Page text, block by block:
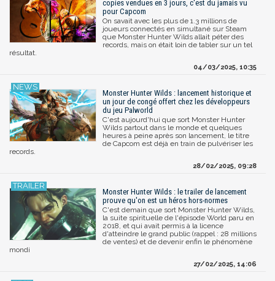
copies vendues en 3 jours, c'est du jamais vu
pour Capcom
On savait avec les plus de 1.3 millions de
joueurs connectés en simultané sur Steam
que Monster Hunter Wilds allait péter des
records, mais on était loin de tabler sur un tel
résultat.
04/03/2025, 10:35
Monster Hunter Wilds : lancement historique et
un jour de congé offert chez les développeurs
du jeu Palworld
C'est aujourd'hui que sort Monster Hunter
Wilds partout dans le monde et quelques
heures à peine après son lancement, le titre
de Capcom est déjà en train de pulvériser les
records.
28/02/2025, 09:28
Monster Hunter Wilds : le trailer de lancement
prouve qu'on est un héros hors-normes
C'est demain que sort Monster Hunter Wilds,
la suite spirituelle de l'épisode World paru en
2018, et qui avait permis à la licence
d'atteindre le grand public (rappel : 28 millions
de ventes) et de devenir enfin le phénomène
mondi
27/02/2025, 14:06